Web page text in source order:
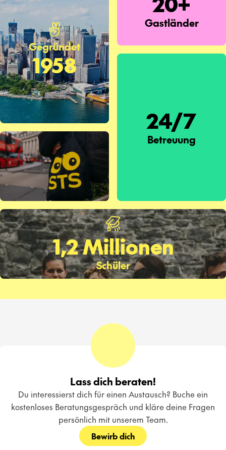
Gegründet
1958
Gastländer
24/7
Betreuung
1,2 Millionen
Schüler
Lass dich beraten!
Du interessierst dich für einen Austausch? Buche ein
kostenloses Beratungsgespräch und kläre deine Fragen
persönlich mit unserem Team.
Bewirb dich